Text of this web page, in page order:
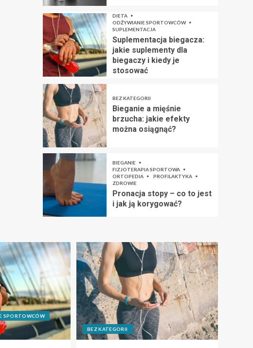
DIETA
ODŻYWIANIE SPORTOWCÓW
SUPLEMENTACJA
Suplementacja biegacza:
jakie suplementy dla
biegaczy i kiedy je
stosować
BEZ KATEGORII
Bieganie a mięśnie
brzucha: jakie efekty
można osiągnąć?
BIEGANIE
FIZJOTERAPIA SPORTOWA
ORTOPEDIA
PROFILAKTYKA
ZDROWIE
Pronacja stopy – co to jest
i jak ją korygować?
SPORTOWCÓW
BEZ KATEGORII